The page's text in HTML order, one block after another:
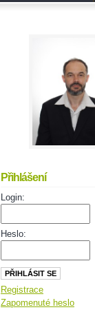
Přihlášení
Login:
Heslo:
Registrace
Zapomenuté heslo